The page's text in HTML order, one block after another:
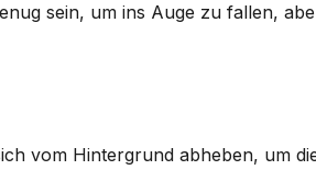
sein, um ins Auge zu fallen,
vom Hintergrund abheben, um